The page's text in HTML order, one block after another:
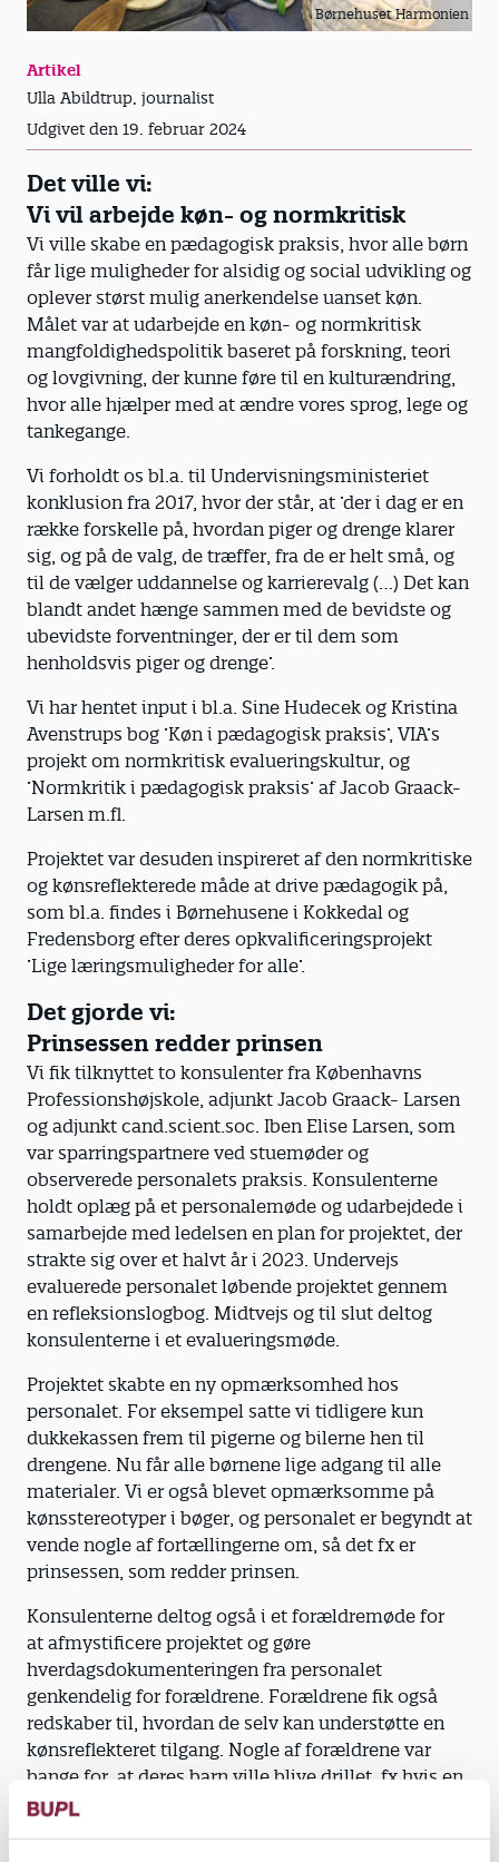
Børnehuset Harmonien
Artikel
Ulla Abildtrup, journalist
Udgivet den 19. februar 2024
Det ville vi:
Vi vil arbejde køn- og normkritisk
Vi ville skabe en pædagogisk praksis, hvor alle børn
får lige muligheder for alsidig og social udvikling og
oplever størst mulig anerkendelse uanset køn.
Målet var at udarbejde en køn- og normkritisk
mangfoldighedspolitik baseret på forskning, teori
og lovgivning, der kunne føre til en kulturændring,
hvor alle hjælper med at ændre vores sprog, lege og
tankegange.
Vi forholdt os bl.a. til Undervisningsministeriet
konklusion fra 2017, hvor der står, at ’der i dag er en
række forskelle på, hvordan piger og drenge klarer
sig, og på de valg, de træffer, fra de er helt små, og
til de vælger uddannelse og karrierevalg (…) Det kan
blandt andet hænge sammen med de bevidste og
ubevidste forventninger, der er til dem som
henholdsvis piger og drenge’.
Vi har hentet input i bl.a. Sine Hudecek og Kristina
Avenstrups bog ’Køn i pædagogisk praksis’, VIA’s
projekt om normkritisk evalueringskultur, og
’Normkritik i pædagogisk praksis’ af Jacob Graack-
Larsen m.fl.
Projektet var desuden inspireret af den normkritiske
og kønsreflekterede måde at drive pædagogik på,
som bl.a. findes i Børnehusene i Kokkedal og
Fredensborg efter deres opkvalificeringsprojekt
’Lige læringsmuligheder for alle’.
Det gjorde vi:
Prinsessen redder prinsen
Vi fik tilknyttet to konsulenter fra Københavns
Professionshøjskole, adjunkt Jacob Graack- Larsen
og adjunkt cand.scient.soc. Iben Elise Larsen, som
var sparringspartnere ved stuemøder og
observerede personalets praksis. Konsulenterne
holdt oplæg på et personalemøde og udarbejdede i
samarbejde med ledelsen en plan for projektet, der
strakte sig over et halvt år i 2023. Undervejs
evaluerede personalet løbende projektet gennem
en refleksionslogbog. Midtvejs og til slut deltog
konsulenterne i et evalueringsmøde.
Projektet skabte en ny opmærksomhed hos
personalet. For eksempel satte vi tidligere kun
dukkekassen frem til pigerne og bilerne hen til
drengene. Nu får alle børnene lige adgang til alle
materialer. Vi er også blevet opmærksomme på
kønsstereotyper i bøger, og personalet er begyndt at
vende nogle af fortællingerne om, så det fx er
prinsessen, som redder prinsen.
Konsulenterne deltog også i et forældremøde for
at afmystificere projektet og gøre
hverdagsdokumenteringen fra personalet
genkendelig for forældrene. Forældrene fik også
redskaber til, hvordan de selv kan understøtte en
kønsreflekteret tilgang. Nogle af forældrene var
bange for, at deres barn ville blive drillet, fx hvis en
dreng gik i kjole. Men så talte vi om, at det faktisk er